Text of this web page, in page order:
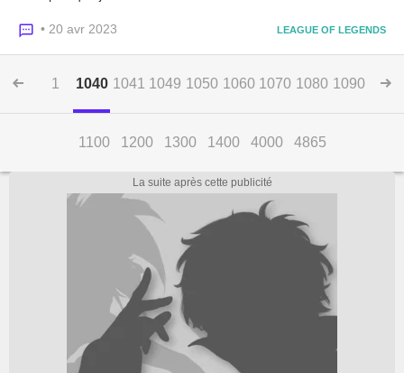
• 20 avr 2023 LEAGUE OF LEGENDS
1 1040 1041 1049 1050 1060 1070 1080 1090
1100 1200 1300 1400 4000 4865